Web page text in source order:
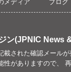
メディア ブログ
ン(JPNIC News
載された確認メール
性がありますので、